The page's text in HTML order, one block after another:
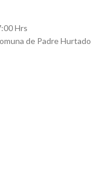
Hrs
de Padre Hurtado